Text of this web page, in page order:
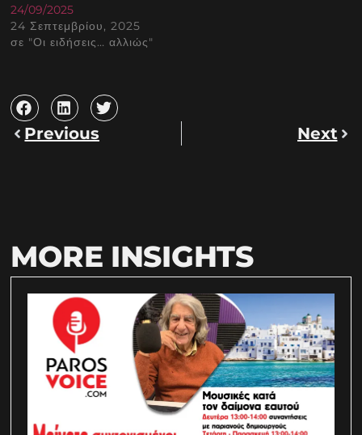
24/09/2025
24 Σεπτεμβρίου, 2025
σε "Οι ειδήσεις… αλλιώς"
Previous Next
MORE INSIGHTS